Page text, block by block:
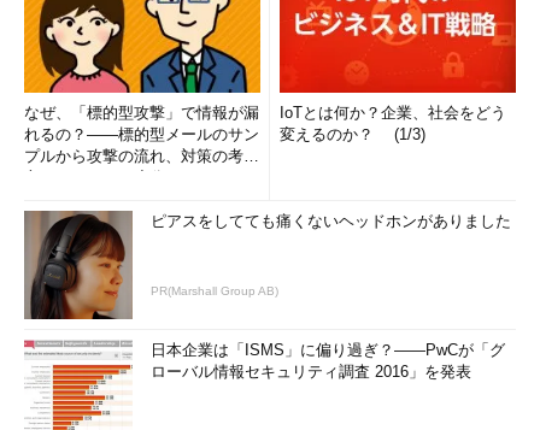
なぜ、「標的型攻撃」で情報が漏
れるの？――標的型メールのサン
プルから攻撃の流れ、対策の考え
IoTとは何か？企業、社会をどう
変えるのか？ (1/3)
ピアスをしてても痛くないヘッドホンがありました
PR(Marshall Group AB)
日本企業は「ISMS」に偏り過ぎ？――PwCが「グ
ローバル情報セキュリティ調査 2016」を発表